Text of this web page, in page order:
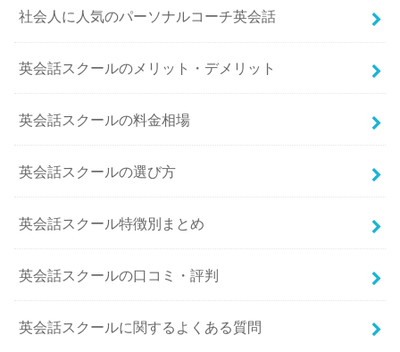
社会人に人気のパーソナルコーチ英会話
英会話スクールのメリット・デメリット
英会話スクールの料金相場
英会話スクールの選び方
英会話スクール特徴別まとめ
英会話スクールの口コミ・評判
英会話スクールに関するよくある質問